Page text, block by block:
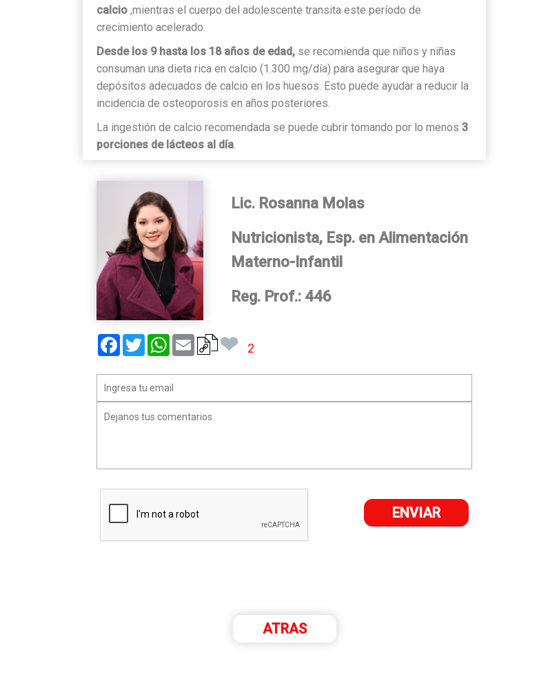
calcio ,mientras el cuerpo del adolescente transita este período de
crecimiento acelerado.
Desde los 9 hasta los 18 años de edad, se recomienda que niños y niñas
consuman una dieta rica en calcio (1.300 mg/día) para asegurar que haya
depósitos adecuados de calcio en los huesos. Esto puede ayudar a reducir la
incidencia de osteoporosis en años posteriores.
La ingestión de calcio recomendada se puede cubrir tomando por lo menos 3
porciones de lácteos al día
Lic. Rosanna Molas
Nutricionista, Esp. en Alimentación
Materno-Infantil
Reg. Prof.: 446
Facebook
TwitterWhatsApp
Email ❤ 2
ATRAS